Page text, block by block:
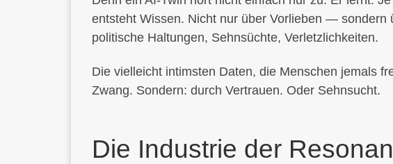
entsteht Wissen. Nicht nur über Vorlieben — sondern
politische Haltungen, Sehnsüchte, Verletzlichkeiten.
Die vielleicht intimsten Daten, die Menschen jemals
Zwang. Sondern: durch Vertrauen. Oder Sehnsucht.
Die Industrie der